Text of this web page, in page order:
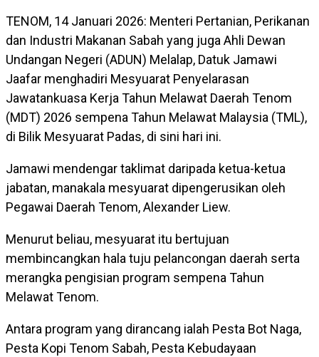
TENOM, 14 Januari 2026: Menteri Pertanian, Perikanan
dan Industri Makanan Sabah yang juga Ahli Dewan
Undangan Negeri (ADUN) Melalap, Datuk Jamawi
Jaafar menghadiri Mesyuarat Penyelarasan
Jawatankuasa Kerja Tahun Melawat Daerah Tenom
(MDT) 2026 sempena Tahun Melawat Malaysia (TML),
di Bilik Mesyuarat Padas, di sini hari ini.
Jamawi mendengar taklimat daripada ketua-ketua
jabatan, manakala mesyuarat dipengerusikan oleh
Pegawai Daerah Tenom, Alexander Liew.
Menurut beliau, mesyuarat itu bertujuan
membincangkan hala tuju pelancongan daerah serta
merangka pengisian program sempena Tahun
Melawat Tenom.
Antara program yang dirancang ialah Pesta Bot Naga,
Pesta Kopi Tenom Sabah, Pesta Kebudayaan